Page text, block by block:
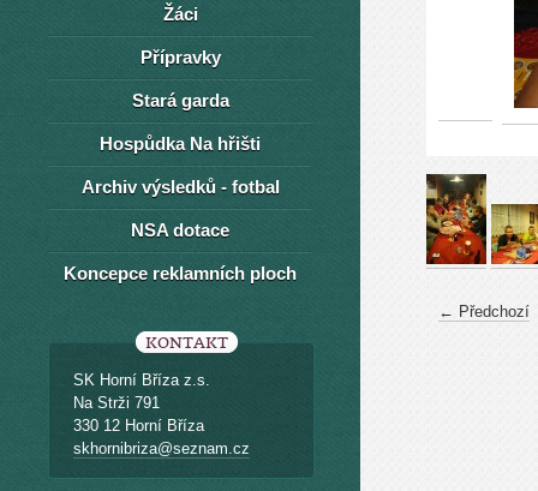
← Předchozí
Žáci
Přípravky
Stará garda
Hospůdka Na hřišti
Archiv výsledků - fotbal
NSA dotace
Koncepce reklamních ploch
KONTAKT
SK Horní Bříza z.s.
Na Strži 791
330 12 Horní Bříza
skhornibriza@seznam.cz